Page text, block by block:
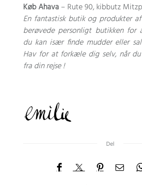
Køb Ahava– Rute 90, kibbutz
En fantastisk butik og produkter
berøvede personligt butikken for
du kan især finde mudder eller
Hav for at forkæle dig selv, når
fra din rejse !
Del